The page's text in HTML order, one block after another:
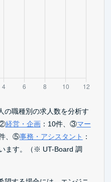
の職種別の求人数を分析す
②経営・企画：10件、③マー
、⑤事務・アシスタント ：
ます。（※ UT-Board 調